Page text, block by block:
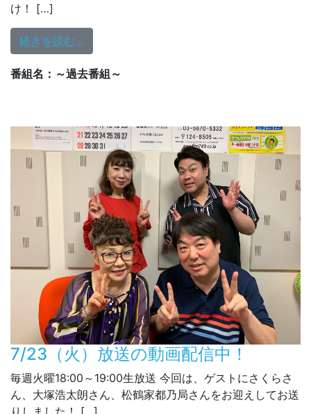
け！ […]
続きを読む…
番組名：～過去番組～
7/23（火）放送の動画配信中！
毎週火曜18:00～19:00生放送 今回は、ゲストにさくらさ
ん、大塚浩太朗さん、松鶴家都乃局さんをお迎えしてお送
りしました！ […]